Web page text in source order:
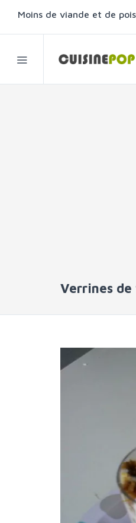
Moins de viande et de
Verrines